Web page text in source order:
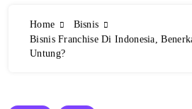
Home
Bisnis
Bisnis Franchise Di Indonesia,
Untung?